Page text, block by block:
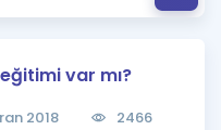
var mı?
2018 2466